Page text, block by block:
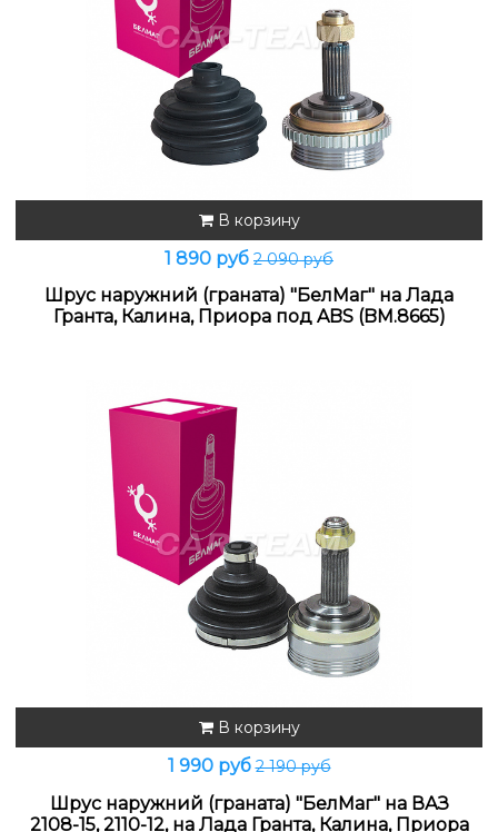
В корзину
1 890 руб 2 090 руб
Шрус наружний (граната) "БелМаг" на Лада
Гранта, Калина, Приора под ABS (BM.8665)
В корзину
1 990 руб2 190 руб
Шрус наружний (граната) "БелМаг" на ВАЗ
2108-15, 2110-12, на Лада Гранта, Калина, Приора